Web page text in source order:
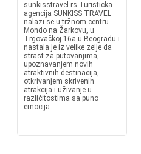
sunkisstravel.rs Turisticka
agencija SUNKISS TRAVEL
nalazi se u tržnom centru
Mondo na Žarkovu, u
Trgovačkoj 16a u Beogradu i
nastala je iz velike zelje da
strast za putovanjima,
upoznavanjem novih
atraktivnih destinacija,
otkrivanjem skrivenih
atrakcija i uživanje u
različitostima sa puno
emocija...